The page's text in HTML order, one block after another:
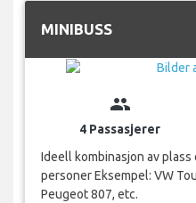
MINIBUSS
group
4 Passasjerer
Ideell kombinasjon av
personer Eksempel: VW
Peugeot 807, etc.